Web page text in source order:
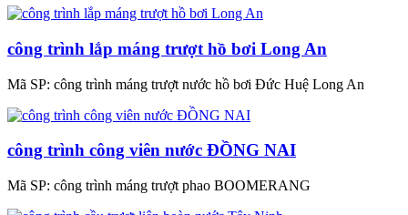
công trình lắp máng trượt hồ bơi Long An
Mã SP: công trình máng trượt nước hồ bơi Đức Huệ Long An
công trình công viên nước ĐỒNG NAI
Mã SP: công trình máng trượt phao BOOMERANG